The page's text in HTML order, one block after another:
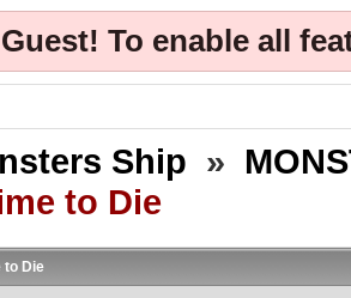
To enable all
Ship »
to Die
to Die